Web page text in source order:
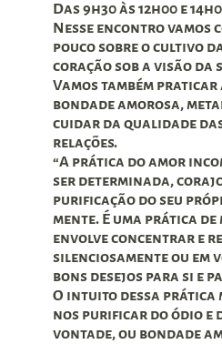
Das 9h30 às 12h00 e
Nesse encontro vamos
pouco sobre o cultivo
coração sob a visão da
Vamos também praticar
bondade amorosa,
cuidar da qualidade
relações.
“A prática do amor
ser determinada,
purificação do seu
mente. É uma prática
envolve concentrar e
silenciosamente ou em
bons desejos para si e
O intuito dessa prática
nos purificar do ódio e
vontade, ou bondade